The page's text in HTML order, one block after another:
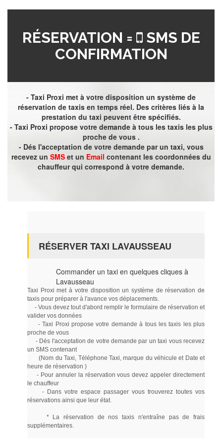
RÉSERVATION =
SMS DE
CONFIRMATION
- Taxi Proxi met à votre disposition un système de
réservation de taxis en temps réel. Des critères liés à la
prestation du taxi peuvent être spécifiés.
- Taxi Proxi propose votre demande à tous les taxis les plus
proche de vous .
- Dés l'acceptation de votre demande par un taxi, vous
recevez un SMSet un Email contenant les coordonnées du
chauffeur qui correspond à votre demande.
RÉSERVER TAXI LAVAUSSEAU
Commander un taxi en quelques cliques à
Lavausseau
Taxi Proxi met à votre disposition un système de réservation de
taxis pour préparer à l'avance vos déplacements.
- Vous devez tout d'abord remplir le formulaire de réservation et
valider vos données
- Taxi Proxi propose votre demande à tous les taxis les plus
proche de vous
- Dés l'acceptation de votre demande par un taxi vous recevez
un SMS contenant
(Nom du Taxi, Téléphone Taxi, marque du véhicule et Date et
heure de réservation )
- Pour annuler la réservation vous devez appeler directement
le chauffeur
- Dans votre espace passager vous trouverez toutes vos
réservations ainsi que leur état.
* La réservation de nos taxis n'entraîne pas de frais
supplémentaires.